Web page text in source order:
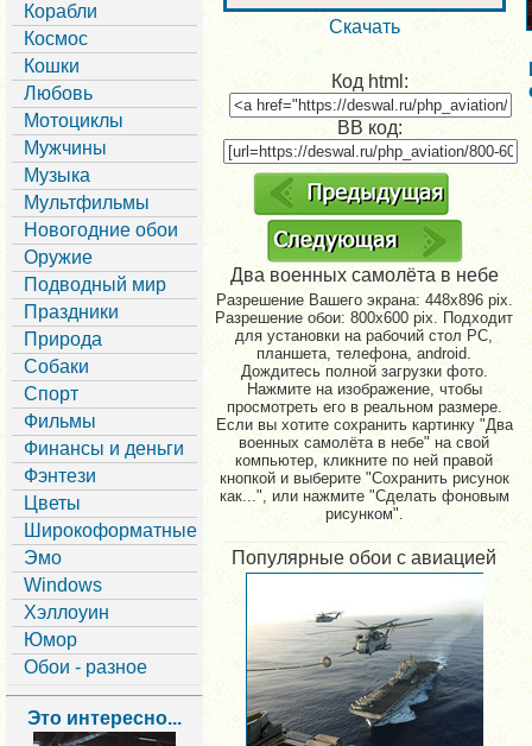
Корабли
Космос
Кошки
Любовь
Мотоциклы
Мужчины
Музыка
Мультфильмы
Новогодние обои
Оружие
Подводный мир
Праздники
Природа
Собаки
Спорт
Фильмы
Финансы и деньги
Фэнтези
Цветы
Широкоформатные
Эмо
Windows
Хэллоуин
Юмор
Обои - разное
Это интересно...
Скачать
Код html:
BB код:
Два военных самолёта в небе
Разрешение Вашего экрана:448x896 pix.
Разрешение обои: 800x600 pix. Подходит
для установки на рабочий стол PC,
планшета, телефона, android.
Дождитесь полной загрузки фото.
Нажмите на изображение, чтобы
просмотреть его в реальном размере.
Если вы хотите сохранить картинку "Два
военных самолёта в небе" на свой
компьютер, кликните по ней правой
кнопкой и выберите "Сохранить рисунок
как...", или нажмите "Сделать фоновым
рисунком".
Популярные обои с авиацией